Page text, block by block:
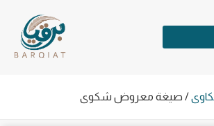
/ صيغة معروض شكوى